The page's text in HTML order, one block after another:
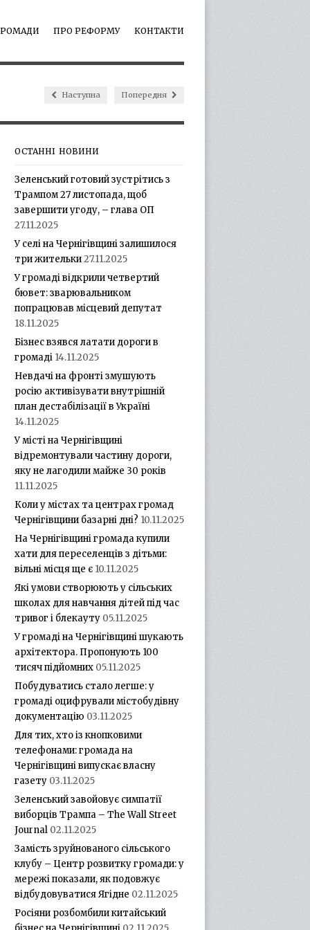
ПРО РЕФОРМУ КОНТАКТИ
Наступна Попередня
ОСТАННІ НОВИНИ
Зеленський готовий зустрітись з
Трампом 27 листопада, щоб
завершити угоду, – глава ОП
27.11.2025
У селі на Чернігівщині залишилося
три жительки27.11.2025
У громаді відкрили четвертий
бювет: зварювальником
попрацював місцевий депутат
18.11.2025
Бізнес взявся латати дороги в
громаді 14.11.2025
Невдачі на фронті змушують
росію активізувати внутрішній
план дестабілізації в Україні
14.11.2025
У місті на Чернігівщині
відремонтували частину дороги,
яку не лагодили майже 30 років
11.11.2025
Коли у містах та центрах громад
Чернігівщини базарні дні? 10.11.2025
На Чернігівщині громада купили
хати для переселенців з дітьми:
вільні місця ще є 10.11.2025
Які умови створюють у сільських
школах для навчання дітей під час
тривог і блекауту 05.11.2025
У громаді на Чернігівщині шукають
архітектора. Пропонують 100
тисяч підйомних 05.11.2025
Побудуватись стало легше: у
громаді оцифрували містобудівну
документацію 03.11.2025
Для тих, хто із кнопковими
телефонами: громада на
Чернігівщині випускає власну
газету 03.11.2025
Зеленський завойовує симпатії
виборців Трампа – The Wall Street
Journal 02.11.2025
Замість зруйнованого сільського
клубу – Центр розвитку громади: у
мережі показали, як подовжує
відбудовуватися Ягідне 02.11.2025
Росіяни розбомбили китайський